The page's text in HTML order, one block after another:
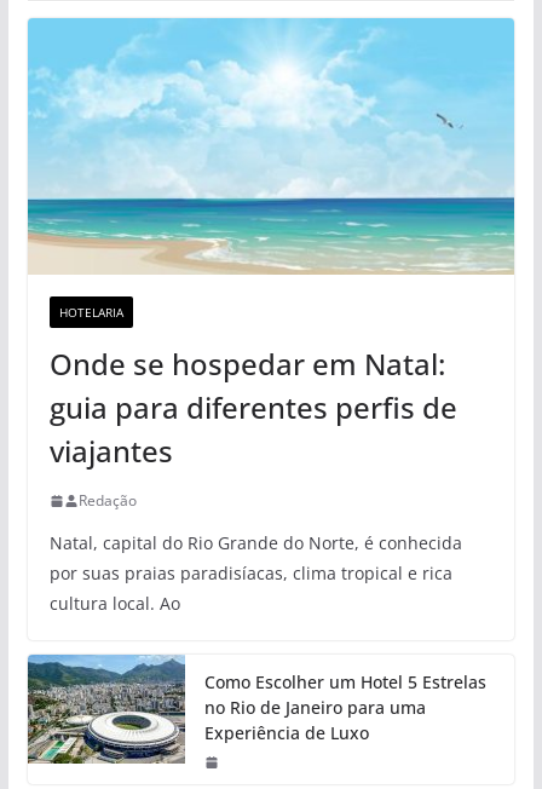
HOTELARIA
Onde se hospedar em Natal:
guia para diferentes perfis de
viajantes
Redação
Natal, capital do Rio Grande do Norte, é conhecida
por suas praias paradisíacas, clima tropical e rica
cultura local. Ao
Como Escolher um Hotel 5 Estrelas
no Rio de Janeiro para uma
Experiência de Luxo